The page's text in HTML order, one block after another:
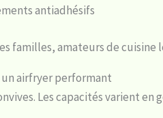
antiadhésifs
familles, amateurs de
airfryer performant
Les capacités varient en